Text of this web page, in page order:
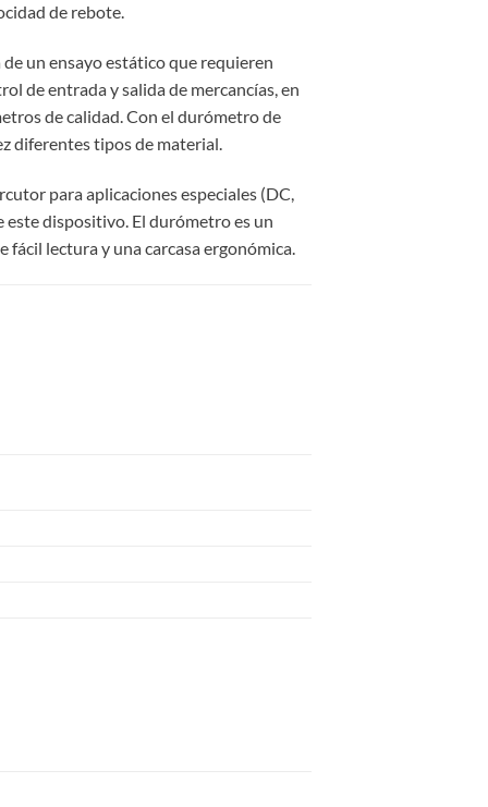
de rebote.
un ensayo estático que requieren
de entrada y salida de mercancías, en
de calidad. Con el durómetro de
diferentes tipos de material.
para aplicaciones especiales (DC,
este dispositivo. El durómetro es un
lectura y una carcasa ergonómica.